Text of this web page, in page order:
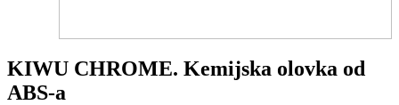
KIWU CHROME. Kemijska olovka od
ABS-a